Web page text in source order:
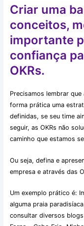
Criar uma
conceitos,
importante
confiança
OKRs.
Precisamos lembrar
forma prática uma
definidas, se seu time
seguir, as OKRs não
caminho que estamos
Ou seja, defina e
empresa e através das
Um exemplo prático é:
alguma praia
consultar diversos